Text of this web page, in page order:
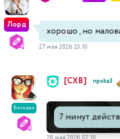
Лорд
хорошо , но
27 мая 2026 23:10
Ветеран
[СХВ] npoka3
7 минут